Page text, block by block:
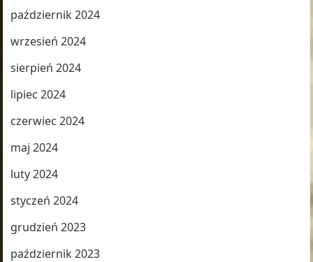
październik 2024
wrzesień 2024
sierpień 2024
lipiec 2024
czerwiec 2024
maj 2024
luty 2024
styczeń 2024
grudzień 2023
październik 2023